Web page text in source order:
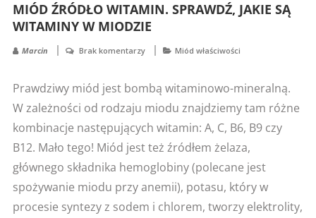
MIÓD ŹRÓDŁO WITAMIN. SPRAWDŹ, JAKIE SĄ
WITAMINY W MIODZIE
Marcin Brak komentarzy Miód właściwości
Prawdziwy miód jest bombą witaminowo-mineralną.
W zależności od rodzaju miodu znajdziemy tam różne
kombinacje następujących witamin: A, C, B6, B9 czy
B12. Mało tego! Miód jest też źródłem żelaza,
głównego składnika hemoglobiny (polecane jest
spożywanie miodu przy anemii), potasu, który w
procesie syntezy z sodem i chlorem, tworzy elektrolity,